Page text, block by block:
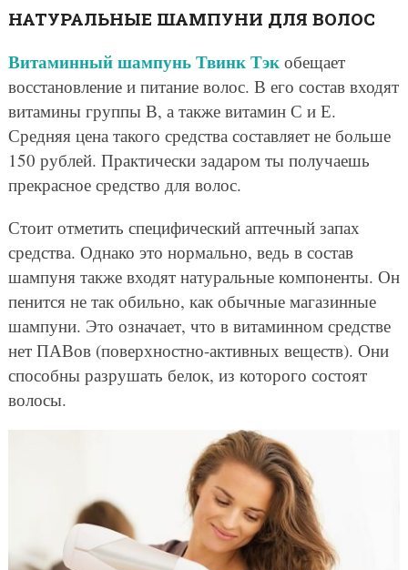
НАТУРАЛЬНЫЕ ШАМПУНИ ДЛЯ ВОЛОС
Витаминный шампунь Твинк Тэкобещает
восстановление и питание волос. В его состав входят
витамины группы В, а также витамин С и Е.
Средняя цена такого средства составляет не больше
150 рублей. Практически задаром ты получаешь
прекрасное средство для волос.
Стоит отметить специфический аптечный запах
средства. Однако это нормально, ведь в состав
шампуня также входят натуральные компоненты. Он
пенится не так обильно, как обычные магазинные
шампуни. Это означает, что в витаминном средстве
нет ПАВов (поверхностно-активных веществ). Они
способны разрушать белок, из которого состоят
волосы.